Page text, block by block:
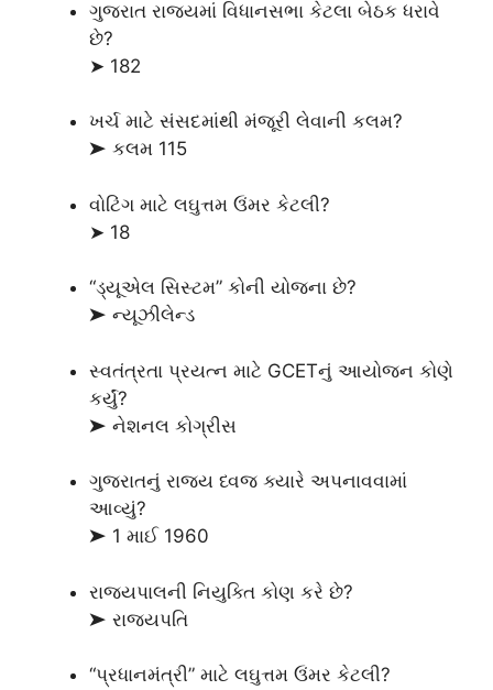
ગુજરાત રાજ્યમાં વિધાનસભા કેટલા બેઠક ધરાવે
છે?
➤ 182
ખર્ચ માટે સંસદમાંથી મંજૂરી લેવાની કલમ?
➤ કલમ 115
વોટિંગ માટે લઘુત્તમ ઉંમર કેટલી?
➤ 18
“ડ્યૂએલ સિસ્ટમ” કોની યોજના છે?
➤ ન્યૂઝીલેન્ડ
સ્વતંત્રતા પ્રયત્ન માટે GCETનું આયોજન કોણે
કર્યું?
➤ નેશનલ કોગ્રીસ
ગુજરાતનું રાજ્ય ધ્વજ ક્યારે અપનાવવામાં
આવ્યું?
➤ 1 માઈ 1960
રાજ્યપાલની નિયુક્તિ કોણ કરે છે?
➤ રાજ્યપતિ
“પ્રધાનમંત્રી” માટે લઘુત્તમ ઉંમર કેટલી?